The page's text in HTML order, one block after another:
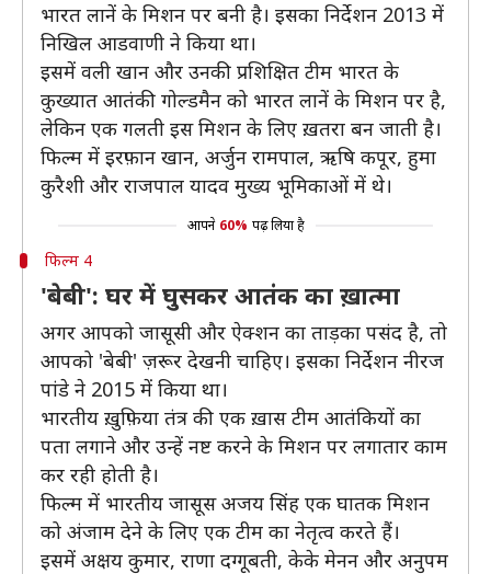
भारत लानें के मिशन पर बनी है। इसका निर्देशन 2013 में
निखिल आडवाणी ने किया था।
इसमें वली खान और उनकी प्रशिक्षित टीम भारत के
कुख्यात आतंकी गोल्डमैन को भारत लानें के मिशन पर है,
लेकिन एक गलती इस मिशन के लिए ख़तरा बन जाती है।
फिल्म में इरफ़ान खान, अर्जुन रामपाल, ऋषि कपूर, हुमा
कुरैशी और राजपाल यादव मुख्य भूमिकाओं में थे।
आपने 60% पढ़ लिया है
फिल्म 4
'बेबी': घर में घुसकर आतंक का ख़ात्मा
अगर आपको जासूसी और ऐक्शन का ताड़का पसंद है, तो
आपको 'बेबी' ज़रूर देखनी चाहिए। इसका निर्देशन नीरज
पांडे ने 2015 में किया था।
भारतीय ख़ुफ़िया तंत्र की एक ख़ास टीम आतंकियों का
पता लगाने और उन्हें नष्ट करने के मिशन पर लगातार काम
कर रही होती है।
फिल्म में भारतीय जासूस अजय सिंह एक घातक मिशन
को अंजाम देने के लिए एक टीम का नेतृत्व करते हैं।
इसमें अक्षय कुमार, राणा दग्गूबती, केके मेनन और अनुपम